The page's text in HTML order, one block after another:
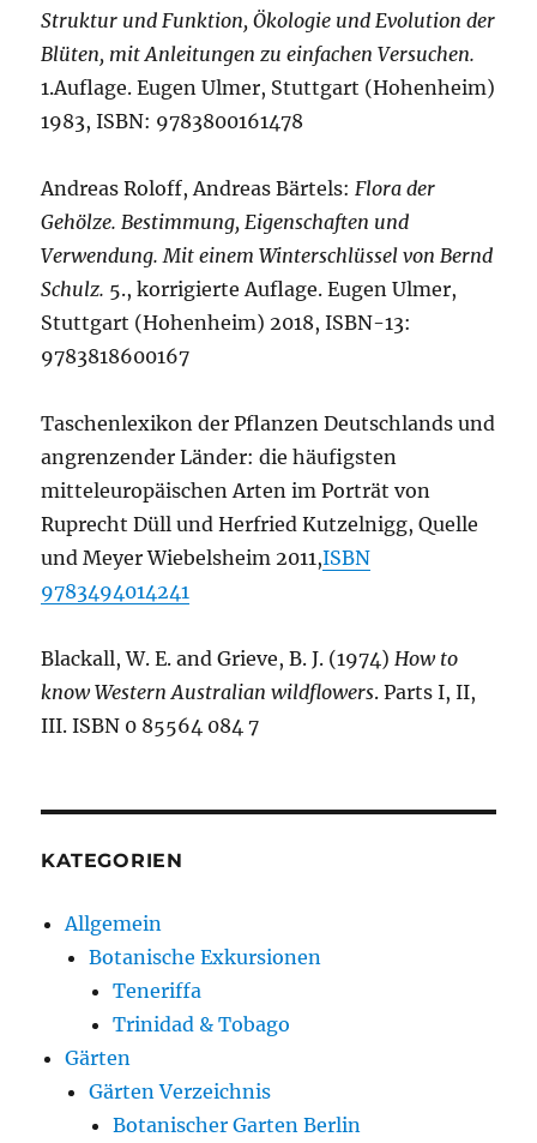
Struktur und Funktion, Ökologie und Evolution der
Blüten, mit Anleitungen zu einfachen Versuchen.
1.Auflage. Eugen Ulmer, Stuttgart (Hohenheim)
1983, ISBN: 9783800161478
Andreas Roloff, Andreas Bärtels: Flora der
Gehölze. Bestimmung, Eigenschaften und
Verwendung. Mit einem Winterschlüssel von Bernd
Schulz. 5., korrigierte Auflage. Eugen Ulmer,
Stuttgart (Hohenheim) 2018, ISBN-13:
9783818600167
Taschenlexikon der Pflanzen Deutschlands und
angrenzender Länder: die häufigsten
mitteleuropäischen Arten im Porträt von
Ruprecht Düll und Herfried Kutzelnigg, Quelle
und Meyer Wiebelsheim 2011,ISBN
9783494014241
Blackall, W. E. and Grieve, B. J. (1974) How to
know Western Australian wildflowers. Parts I, II,
III. ISBN 0 85564 084 7
KATEGORIEN
Allgemein
Botanische Exkursionen
Teneriffa
Trinidad & Tobago
Gärten
Gärten Verzeichnis
Botanischer Garten Berlin